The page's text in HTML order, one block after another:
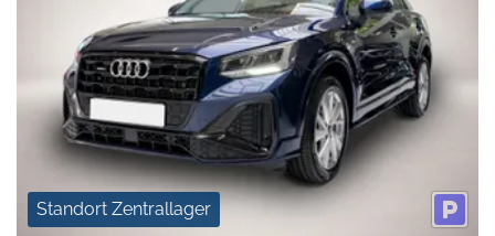
Standort Zentrallager